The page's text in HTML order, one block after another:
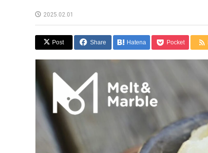
2025.02.01
Post Share Hatena Pocket